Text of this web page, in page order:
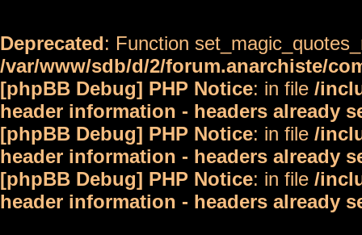
Deprecated: Function
/var/www/sdb/d/2/forum.anarchiste/
[phpBB Debug] PHP Notice: in file /
header information - headers already
[phpBB Debug] PHP Notice: in file /
header information - headers already
[phpBB Debug] PHP Notice: in file /
header information - headers already